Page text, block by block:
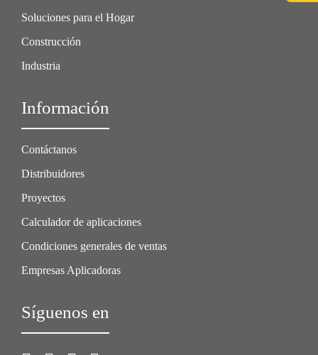
Soluciones para el Hogar
Construcción
Industria
Información
Contáctanos
Distribuidores
Proyectos
Calculador de aplicaciones
Condiciones generales de ventas
Empresas Aplicadoras
Síguenos en